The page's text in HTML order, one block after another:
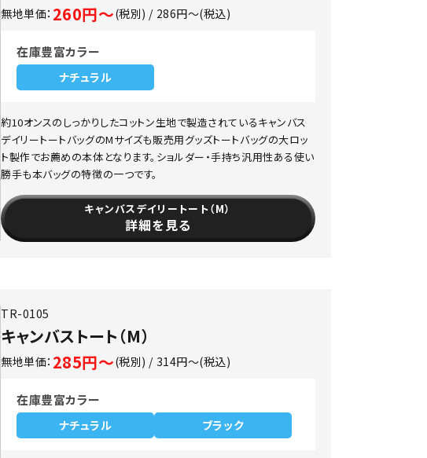
無地単価： 260円～(税別) / 286円～(税込)
在庫豊富カラー
ナチュラル
約10オンスのしっかりしたコットン生地で製造されているキャンバス
デイリートートバッグのMサイズも販売用グッズトートバッグの大ロッ
ト製作でお薦めの本体となります。ショルダー・手持ち汎用性ある使い
勝手も本バッグの特徴の一つです。
キャンバスデイリートート（M）
詳細を見る
TR-0105
キャンバストート（M）
無地単価： 285円～(税別) / 314円～(税込)
在庫豊富カラー
ナチュラル ブラック